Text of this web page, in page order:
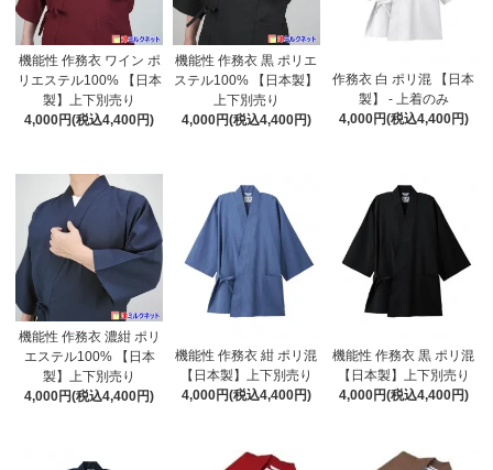
機能性 作務衣 ワイン ポ
リエステル100% 【日本
製】上下別売り
4,000円(税込4,400円)
機能性 作務衣 黒 ポリエ
ステル100% 【日本製】
上下別売り
4,000円(税込4,400円)
作務衣 白 ポリ混 【日本
製】 - 上着のみ
4,000円(税込4,400円)
機能性 作務衣 濃紺 ポリ
エステル100% 【日本
製】上下別売り
4,000円(税込4,400円)
機能性 作務衣 紺 ポリ混
【日本製】上下別売り
4,000円(税込4,400円)
機能性 作務衣 黒 ポリ混
【日本製】上下別売り
4,000円(税込4,400円)